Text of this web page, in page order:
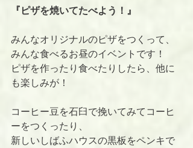
『ピザを焼いてたべよう！』
みんなオリジナルのピザをつくって、
みんな食べるお昼のイベントです！
ピザを作ったり食べたりしたら、他に
も楽しみが！
コーヒー豆を石臼で挽いてみてコーヒ
ーをつくったり、
新しいしばふハウスの黒板をペンキで